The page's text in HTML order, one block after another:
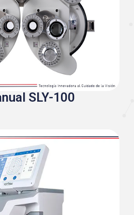
SLY-100